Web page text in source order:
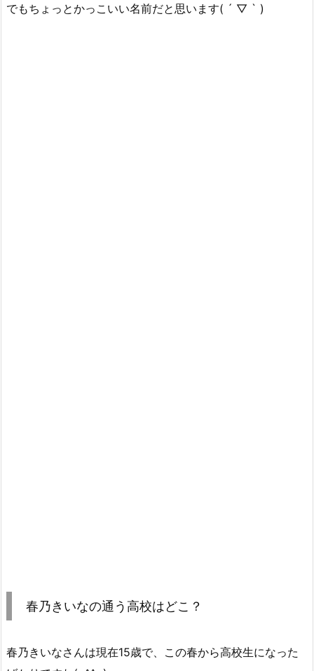
でもちょっとかっこいい名前だと思います( ´ ▽ ` )
春乃きいなの通う高校はどこ？
春乃きいなさんは現在15歳で、この春から高校生になった